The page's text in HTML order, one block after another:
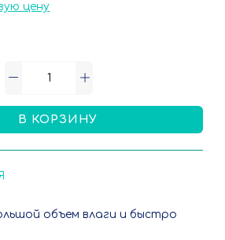
объем влаги и быстро
цену
В КОРЗИНУ